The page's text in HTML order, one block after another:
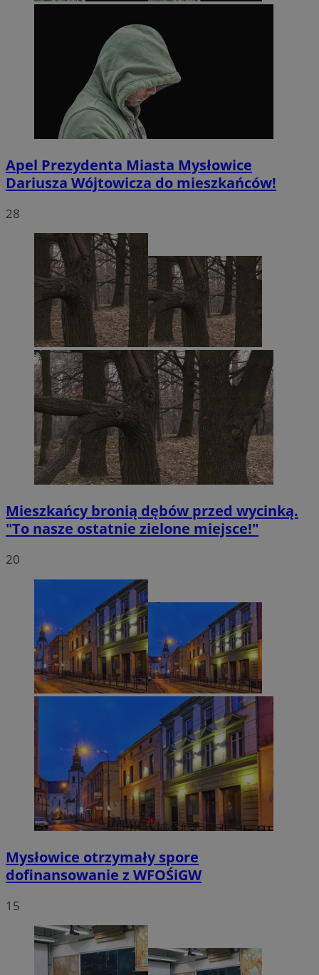
Apel Prezydenta Miasta Mysłowice
Dariusza Wójtowicza do mieszkańców!
28
Mieszkańcy bronią dębów przed wycinką.
"To nasze ostatnie zielone miejsce!"
20
Mysłowice otrzymały spore
dofinansowanie z WFOŚiGW
15